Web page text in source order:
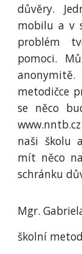
důvěry.
mobilu a v
problém
pomoci.
anonymitě.
metodičce
se něco
naši školu
mít něco
schránku
Mgr.
školní